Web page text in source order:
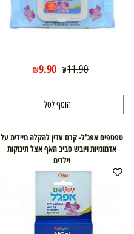
₪11.90
₪9.90
הוסף לסל
טפטפים אפג'ל- קרם עדין להקלה מיידית על
אדמומיות ויובש סביב האף אצל תינוקות
וילדים